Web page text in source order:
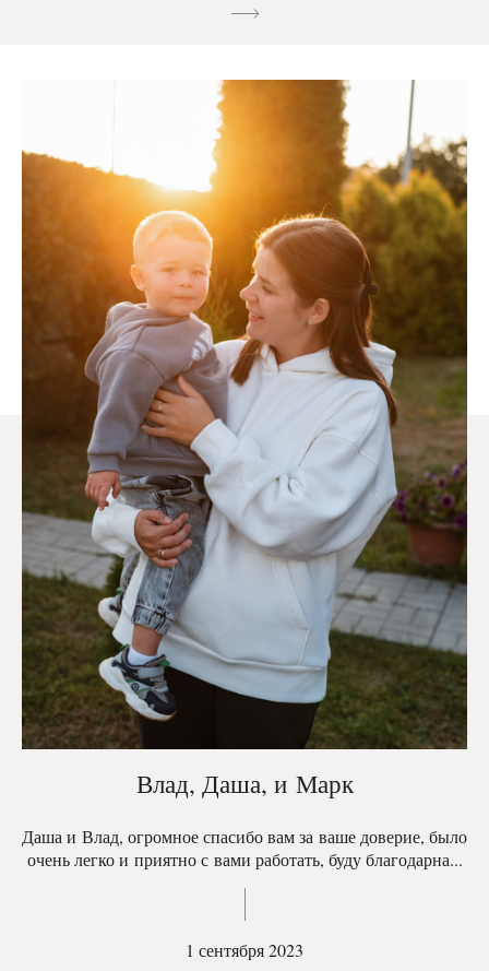
Влад, Даша, и Марк
Даша и Влад, огромное спасибо вам за ваше доверие, было
очень легко и приятно с вами работать, буду благодарна...
1 сентября 2023